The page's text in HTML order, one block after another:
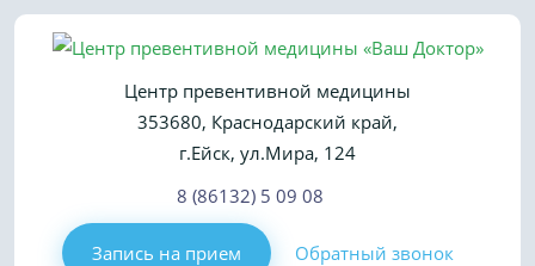
Перейти
Центр превентивной медицины
353680, Краснодарский край,
г.Ейск, ул.Мира, 124
8 (86132) 5 09 08
Запись на прием Обратный звонок